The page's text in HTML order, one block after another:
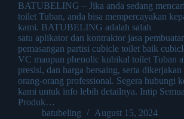
BATUBELING – Jika anda sedang
toilet Tuban, anda bisa mempercayakan
kami. BATUBELING adalah salah
satu aplikator dan kontraktor jasa
pemasangan partisi cubicle toilet baik
VC maupun phenolic kubikal toilet Tuban
presisi, dan harga bersaing, serta dikerjakan
orang-orang professional. Segera hubungi
kami untuk info lebih detailnya. Intip Semua
Produk…
batubeling
August 15, 2024